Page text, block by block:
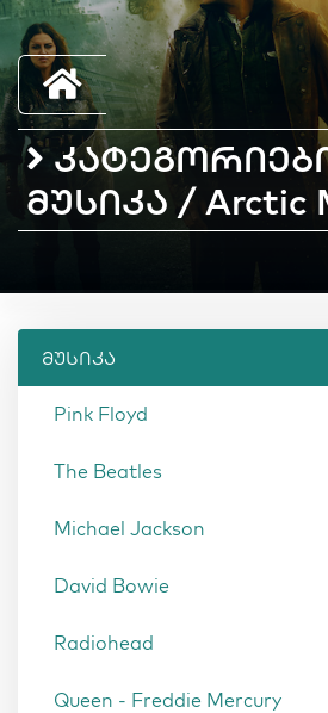
მუსიკა / Arctic
მუსიკა
Pink Floyd
The Beatles
Michael Jackson
David Bowie
Radiohead
Queen - Freddie Mercury